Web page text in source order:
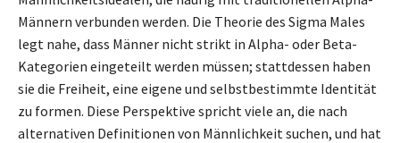
Männern verbunden werden. Die Theorie des Sigma Males
legt nahe, dass Männer nicht strikt in Alpha- oder Beta-
Kategorien eingeteilt werden müssen; stattdessen haben
sie die Freiheit, eine eigene und selbstbestimmte Identität
zu formen. Diese Perspektive spricht viele an, die nach
alternativen Definitionen von Männlichkeit suchen, und hat